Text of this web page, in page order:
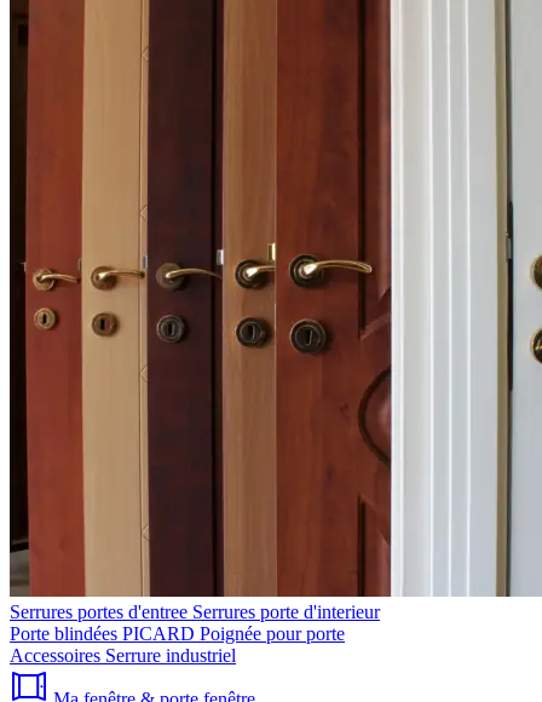
Serrures portes d'entree Serrures porte d'interieur
Porte blindées PICARD Poignée pour porte
Accessoires Serrure industriel